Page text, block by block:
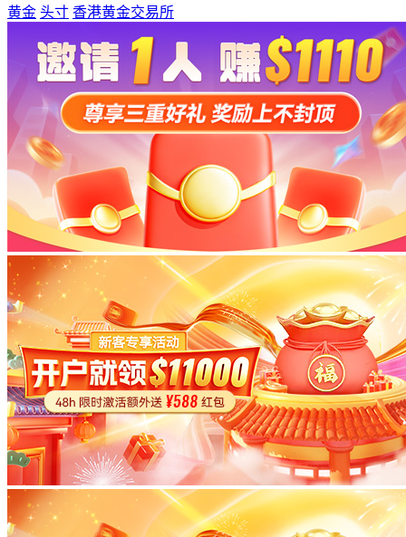
黄金 头寸 香港黄金交易所